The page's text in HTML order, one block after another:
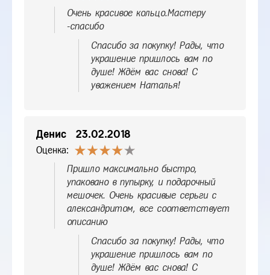
Очень красивое кольцо.Мастеру
-спасибо
Спасибо за покупку! Рады, что
украшение пришлось вам по
душе! Ждём вас снова! С
уважением Наталья!
Денис 23.02.2018
Оценка:
Пришло максимально быстро,
упаковано в пупырку, и подарочный
мешочек. Очень красивые серьги с
александритом, все соответствует
описанию
Спасибо за покупку! Рады, что
украшение пришлось вам по
душе! Ждём вас снова! С